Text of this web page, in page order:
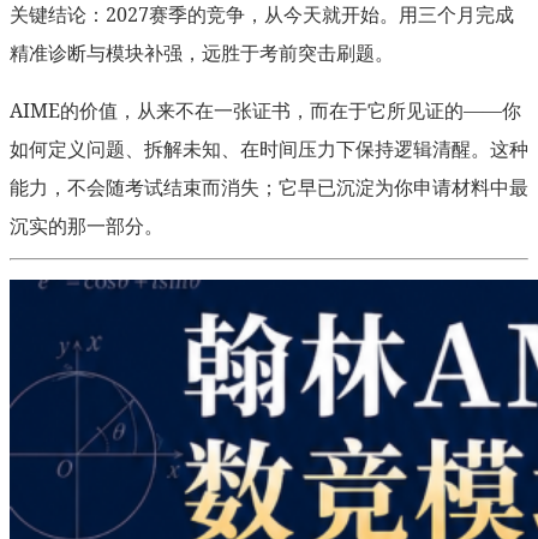
关键结论：2027赛季的竞争，从今天就开始。用三个月完成
精准诊断与模块补强，远胜于考前突击刷题。
AIME的价值，从来不在一张证书，而在于它所见证的——你
如何定义问题、拆解未知、在时间压力下保持逻辑清醒。这种
能力，不会随考试结束而消失；它早已沉淀为你申请材料中最
沉实的那一部分。